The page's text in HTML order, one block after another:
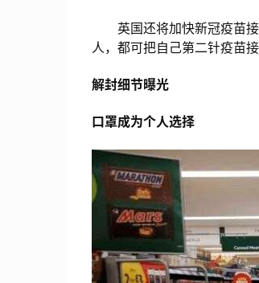
英国还将加快新冠疫苗接
人，都可把自己第二针疫苗
解封细节曝光
口罩成为个人选择